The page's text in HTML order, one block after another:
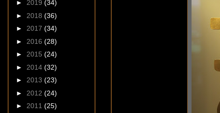
► 2019 (34)
► 2018 (36)
► 2017 (34)
► 2016 (28)
► 2015 (24)
► 2014 (32)
► 2013 (23)
► 2012 (24)
► 2011 (25)